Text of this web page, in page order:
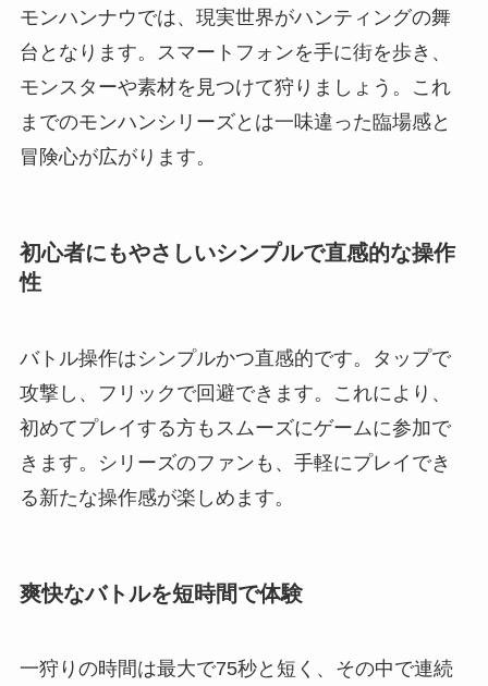
モンハンナウでは、現実世界がハンティングの舞
台となります。スマートフォンを手に街を歩き、
モンスターや素材を見つけて狩りましょう。これ
までのモンハンシリーズとは一味違った臨場感と
冒険心が広がります。
初心者にもやさしいシンプルで直感的な操作
性
バトル操作はシンプルかつ直感的です。タップで
攻撃し、フリックで回避できます。これにより、
初めてプレイする方もスムーズにゲームに参加で
きます。シリーズのファンも、手軽にプレイでき
る新たな操作感が楽しめます。
爽快なバトルを短時間で体験
一狩りの時間は最大で75秒と短く、その中で連続